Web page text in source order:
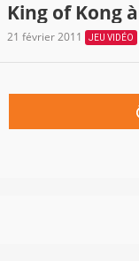
King of Kong
21 février 2011 JEU VIDÉO